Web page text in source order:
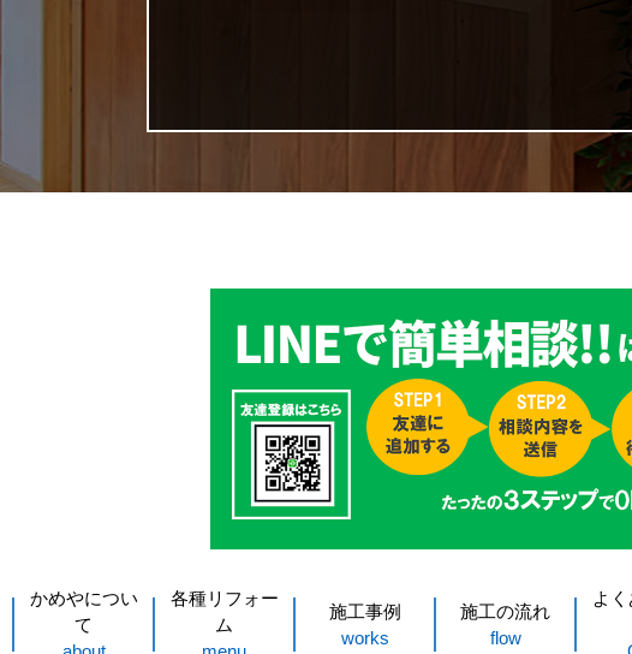
かめやについ
て
各種リフォー
ム
施工事例
works
施工の流れ
flow
よ